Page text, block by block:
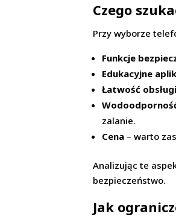
Czego
Przy wyborze
Funkcje
Edukacyjne
Łatwość obsługi
zalanie.
Cena – warto
Analizując te
bezpieczeństwo.
Jak